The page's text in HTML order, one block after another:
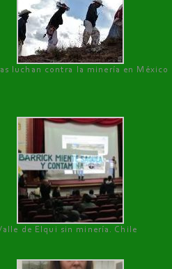
luchan contra la minería en México
de Elqui sin minería. Chile